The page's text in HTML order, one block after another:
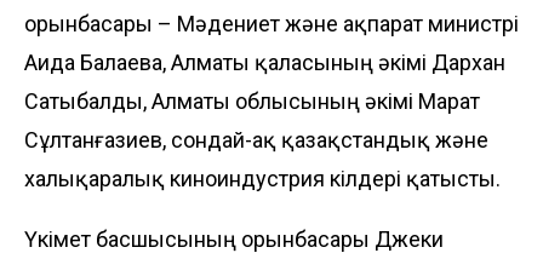
орынбасары – Мәдениет және ақпарат министрі
Аида Балаева, Алматы қаласының әкімі Дархан
Сатыбалды, Алматы облысының әкімі Марат
Сұлтанғазиев, сондай-ақ қазақстандық және
халықаралық киноиндустрия өкілдері қатысты.
Үкімет басшысының орынбасары Джеки